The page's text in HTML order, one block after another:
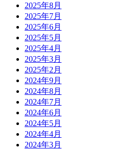
2025年8月
2025年7月
2025年6月
2025年5月
2025年4月
2025年3月
2025年2月
2024年9月
2024年8月
2024年7月
2024年6月
2024年5月
2024年4月
2024年3月